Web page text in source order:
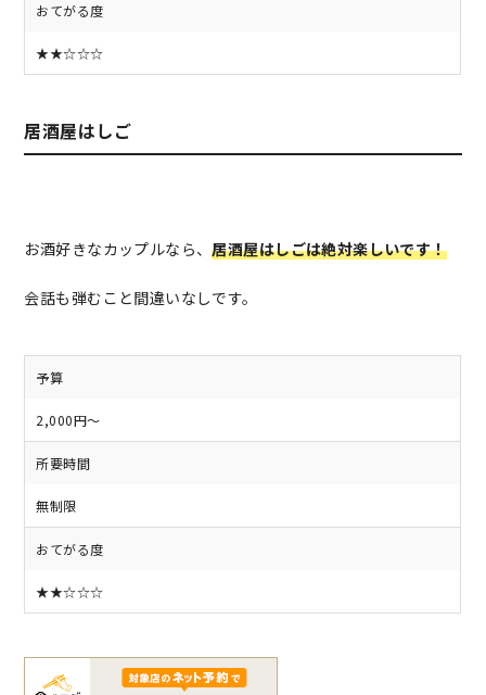
おてがる度
★★☆☆☆
居酒屋はしご
お酒好きなカップルなら、居酒屋はしごは絶対楽しいです！
会話も弾むこと間違いなしです。
予算
2,000円～
所要時間
無制限
おてがる度
★★☆☆☆